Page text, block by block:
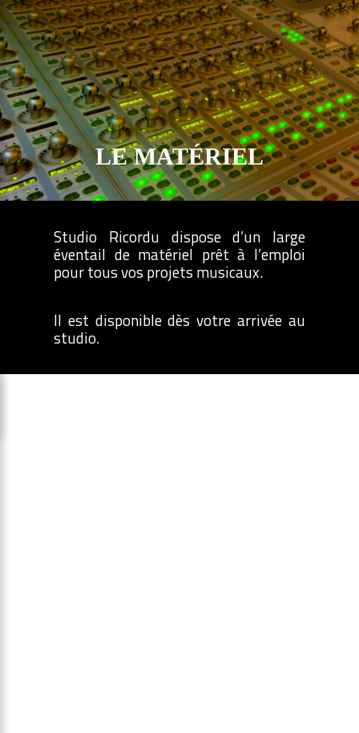
LE MATÉRIEL
Studio Ricordu dispose d’un large
éventail de matériel prêt à l’emploi
pour tous vos projets musicaux.
Il est disponible dès votre arrivée au
studio.